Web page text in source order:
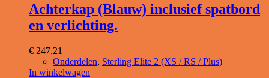
Achterkap (Blauw) inclusief spatbord
en verlichting.
€ 247,21
Onderdelen, Sterling Elite 2 (XS / RS / Plus)
In winkelwagen